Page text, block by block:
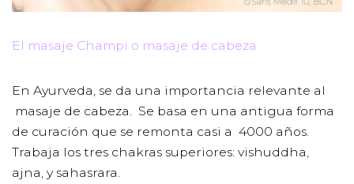
El masaje Champi o masaje de cabeza
En Ayurveda, se da una importancia relevante al
masaje de cabeza. Se basa en una antigua forma
de curación que se remonta casi a 4000 años.
Trabaja los tres chakras superiores: vishuddha,
ajna, y sahasrara.